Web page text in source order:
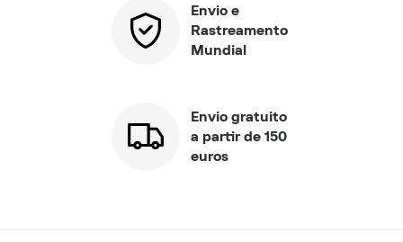
Envio e
Rastreamento
Mundial
Envio gratuito
a partir de 150
euros